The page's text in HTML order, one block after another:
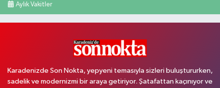
Aylık Vakitler
Karadenizde Son Nokta, yepyeni temasıyla sizleri buluştururken,
sadelik ve modernizmi bir araya getiriyor. Şatafattan kaçınıyor ve